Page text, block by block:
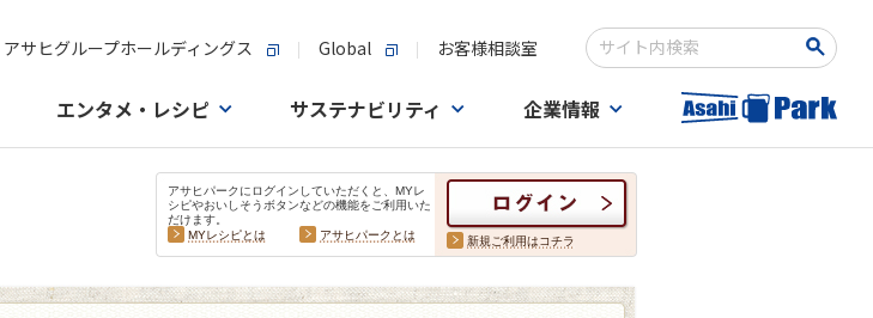
アサヒグループホールディングス Global お客様相談室
検索キーワード入力
エンタメ・レシピ サステナビリティ 企業情報
アサヒパークにログインしていただくと、MYレ
シピやおいしそうボタンなどの機能をご利用いた
だけます。
MYレシピとは
アサヒパークとは 新規ご利用はコチラ